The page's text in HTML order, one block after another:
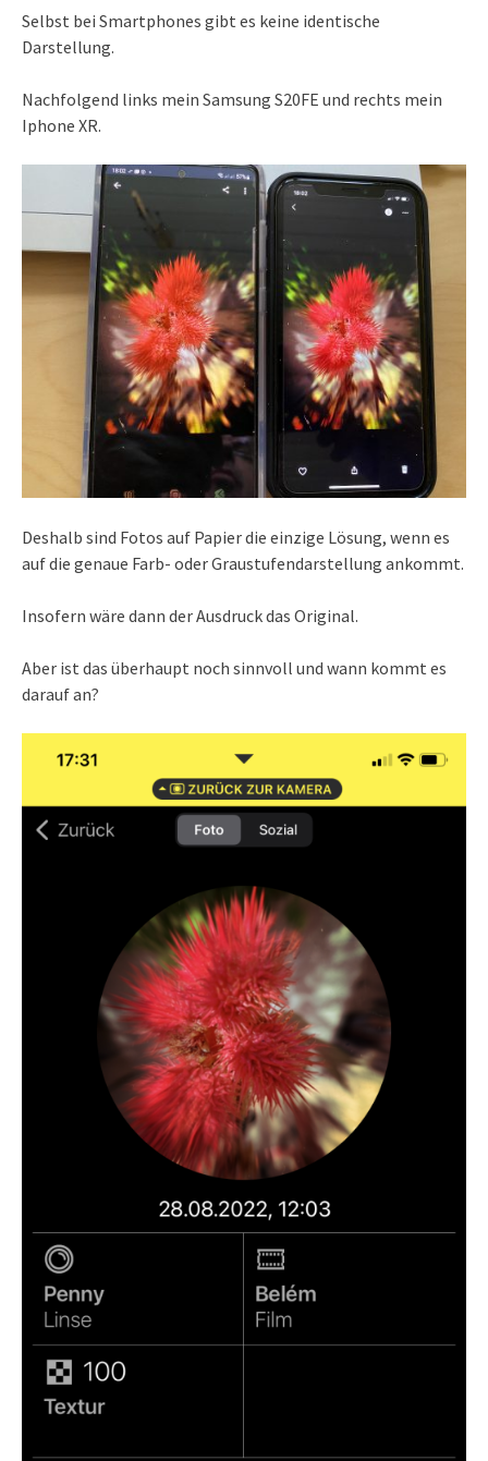
Selbst bei Smartphones gibt es keine identische
Darstellung.
Nachfolgend links mein Samsung S20FE und rechts mein
Iphone XR.
Deshalb sind Fotos auf Papier die einzige Lösung, wenn es
auf die genaue Farb- oder Graustufendarstellung ankommt.
Insofern wäre dann der Ausdruck das Original.
Aber ist das überhaupt noch sinnvoll und wann kommt es
darauf an?